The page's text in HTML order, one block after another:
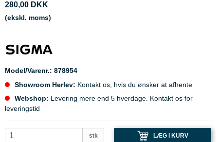
280,00 DKK
(ekskl. moms)
Model/Varenr.: 878954
Showroom Herlev: Kontakt os, hvis du ønsker at afhente
Webshop: Levering mere end 5 hverdage. Kontakt os for
leveringstid
stk LÆG I KURV